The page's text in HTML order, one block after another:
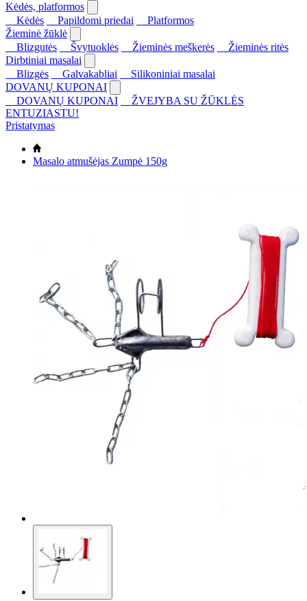
Kėdės, platformos
Kėdės
Papildomi priedai
Platformos
Žieminė žūklė
Blizgutės
Švytuoklės Žieminės meškerės
Žieminės ritės
Dirbtiniai masalai
Blizgės
Galvakabliai
Silikoniniai masalai
DOVANŲ KUPONAI
DOVANŲ KUPONAI
ŽVEJYBA SU ŽŪKLĖS
ENTUZIASTU!
Pristatymas
Masalo atmušėjas Zumpė 150g